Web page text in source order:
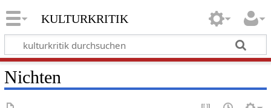
kulturkritik
Nichten